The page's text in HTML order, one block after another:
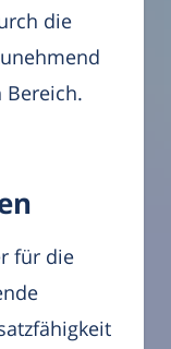
die
Bereich.
für die